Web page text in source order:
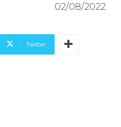
02/08/2022
Twitter